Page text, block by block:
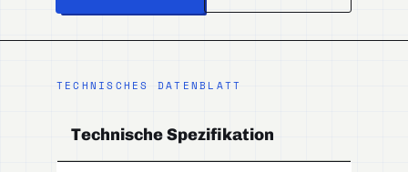
TECHNISCHES DATENBLATT
Technische Spezifikation